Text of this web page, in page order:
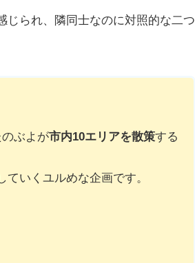
じられ、隣同士なのに対照的な二つ
ぶよが市内10エリアを散策する
ていくユルめな企画です。